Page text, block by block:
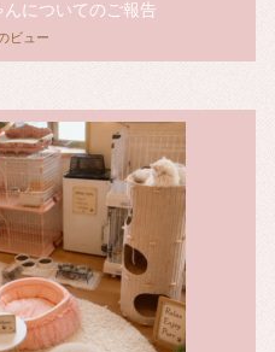
についてのご報告
ビュー